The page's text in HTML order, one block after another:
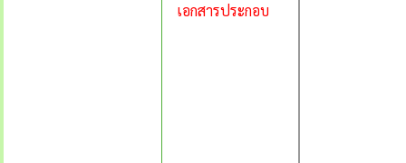
เอกสารประกอบ